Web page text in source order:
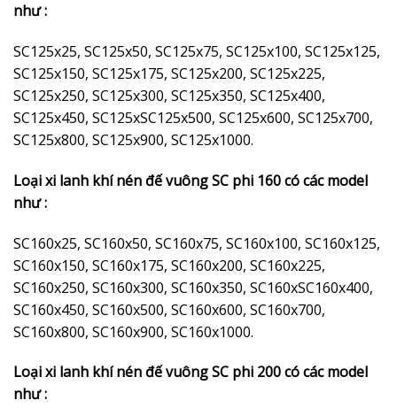
như :
SC125x25, SC125x50, SC125x75, SC125x100, SC125x125,
SC125x150, SC125x175, SC125x200, SC125x225,
SC125x250, SC125x300, SC125x350, SC125x400,
SC125x450, SC125xSC125x500, SC125x600, SC125x700,
SC125x800, SC125x900, SC125x1000.
Loại xi lanh khí nén đế vuông SC phi 160 có các model
như :
SC160x25, SC160x50, SC160x75, SC160x100, SC160x125,
SC160x150, SC160x175, SC160x200, SC160x225,
SC160x250, SC160x300, SC160x350, SC160xSC160x400,
SC160x450, SC160x500, SC160x600, SC160x700,
SC160x800, SC160x900, SC160x1000.
Loại xi lanh khí nén đế vuông SC phi 200 có các model
như :